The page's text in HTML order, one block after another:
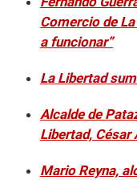
Comercio de
a funcionar”
La Libertad
Alcalde de
Libertad, César
Mario Reyna,